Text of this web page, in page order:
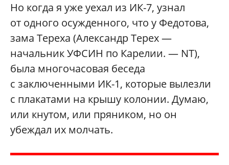
Но когда я уже уехал из ИК-7, узнал
от одного осужденного, что у Федотова,
зама Тереха (Александр Терех —
начальник УФСИН по Карелии. — NT),
была многочасовая беседа
с заключенными ИК-1, которые вылезли
с плакатами на крышу колонии. Думаю,
или кнутом, или пряником, но он
убеждал их молчать.